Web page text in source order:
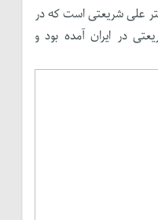
علی شریعتی است که در
در ایران آمده بود و